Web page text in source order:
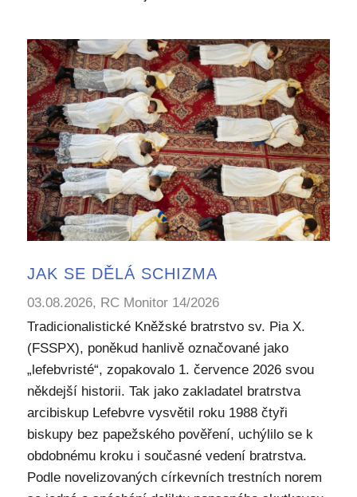
JAK SE DĚLÁ SCHIZMA
03.08.2026, RC Monitor 14/2026
Tradicionalistické Kněžské bratrstvo sv. Pia X.
(FSSPX), poněkud hanlivě označované jako
„lefebvristé“, zopakovalo 1. července 2026 svou
někdejší historii. Tak jako zakladatel bratrstva
arcibiskup Lefebvre vysvětil roku 1988 čtyři
biskupy bez papežského pověření, uchýlilo se k
obdobnému kroku i současné vedení bratrstva.
Podle novelizovaných církevních trestních norem